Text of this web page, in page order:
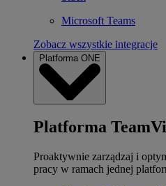
Microsoft Teams
Zobacz wszystkie integracje
Platforma ONE
Platforma
Proaktywnie zarządzaj i
pracy w ramach jednej